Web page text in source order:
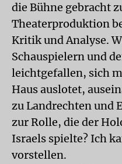
die Bühne gebracht
Theaterproduktion
Kritik und Analyse.
Schauspielern und
leichtgefallen, sich
Haus auslotet,
zu Landrechten und
zur Rolle, die der
Israels spielte? Ich
vorstellen.